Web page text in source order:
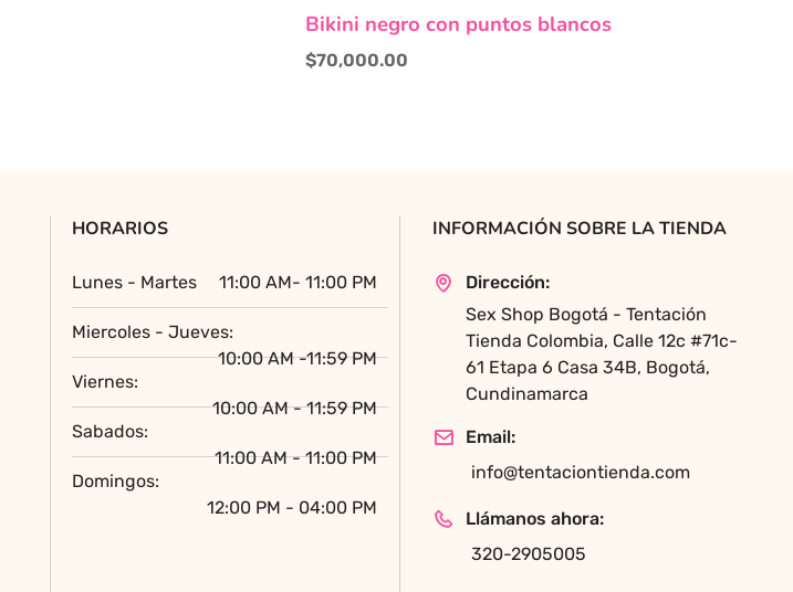
producto
tiene
múltiples
la
página
producto
Bikini negro con puntos blancos
$70,000.00
HORARIOS
Lunes - Martes 11:00 AM- 11:00 PM
Miercoles - Jueves:
10:00 AM -11:59 PM
Viernes:
10:00 AM - 11:59 PM
Sabados:
11:00 AM - 11:00 PM
Domingos:
12:00 PM - 04:00 PM
INFORMACIÓN SOBRE LA TIENDA
Dirección:
Sex Shop Bogotá - Tentación
Tienda Colombia, Calle 12c #71c-
61 Etapa 6 Casa 34B, Bogotá,
Cundinamarca
Email:
info@tentaciontienda.com
Llámanos ahora:
320-2905005